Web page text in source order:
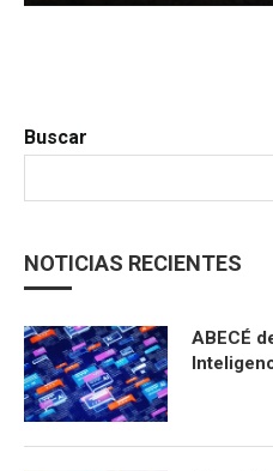
Buscar
NOTICIAS RECIENTES
ABECÉ